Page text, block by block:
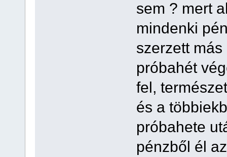
sem ? mert
mindenki
szerzett
próbahét
fel,
és a
próbahete
pénzből él